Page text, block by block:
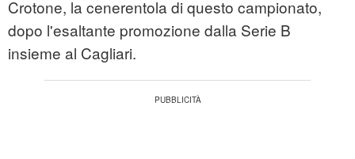
Crotone, la cenerentola di questo campionato,
dopo l'esaltante promozione dalla Serie B
insieme al Cagliari.